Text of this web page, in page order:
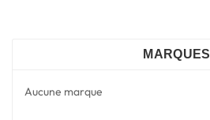
MARQUES
Aucune marque